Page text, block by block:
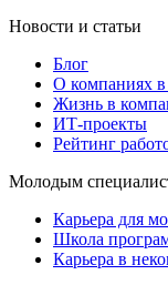
Новости и статьи
Блог
О компаниях
Жизнь в
ИТ-проекты
Рейтинг
Молодым
Карьера для
Школа
Карьера в